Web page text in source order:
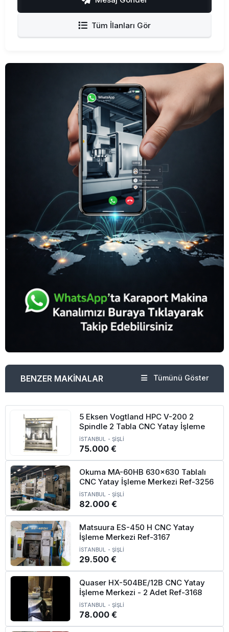
Tüm İlanları Gör
BENZER MAKİNALAR Tümünü Göster
5 Eksen Vogtland HPC V-200 2
Spindle 2 Tabla CNC Yatay İşleme
İSTANBUL - ŞİŞLİ
75.000 €
Okuma MA-60HB 630x630 Tablalı
CNC Yatay İşleme Merkezi Ref-3256
İSTANBUL - ŞİŞLİ
82.000 €
Matsuura ES-450 H CNC Yatay
İşleme Merkezi Ref-3167
İSTANBUL - ŞİŞLİ
29.500 €
Quaser HX-504BE/12B CNC Yatay
İşleme Merkezi - 2 Adet Ref-3168
İSTANBUL - ŞİŞLİ
78.000 €